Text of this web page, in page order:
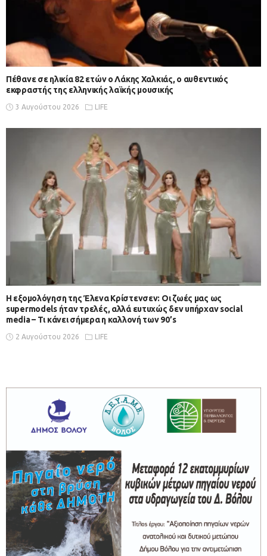
Πέθανε σε ηλικία 82 ετών ο Λάκης Χαλκιάς, ο αυθεντικός
εκφραστής της ελληνικής λαϊκής μουσικής
3 Αυγούστου 2026 LIFE
Η εξομολόγηση της Έλενα Κρίστενσεν: Οι ζωές μας ως
supermodels ήταν τρελές, αλλά ευτυχώς δεν υπήρχαν social
media – Τι κάνει σήμερα η καλλονή των 90’s
2 Αυγούστου 2026 LIFE